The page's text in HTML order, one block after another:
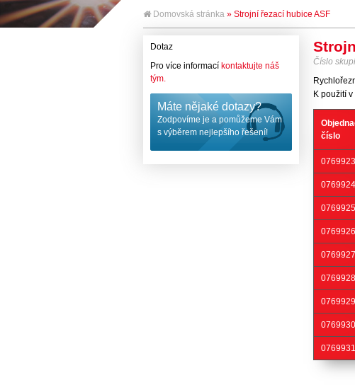
Domovská stránka » Strojní řezací hubice ASF
Dotaz
Pro více informací kontaktujte náš
tým.
Máte nějaké dotazy?
Zodpovíme je a pomůžeme Vám
s výběrem nejlepšího řešení!
Číslo
K použití
číslo
0769923
0769924
0769925
0769926
0769927
0769928
0769929
0769930
0769931